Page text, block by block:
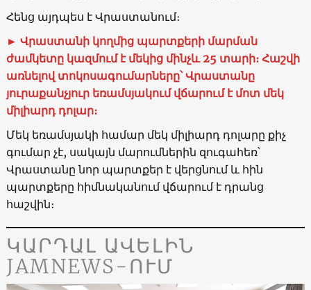
Հենց այդպես է Վրաստանում։
► Վրաստանի կողմից պարտքերի մարման
ժամկետը կազմում է մեկից մինչև 25 տարի։ Հաշվի
առնելով տոկոսագումարները՝ Վրաստանը
յուրաքանչյուր եռամսյակում վճարում է մոտ մեկ
միլիարդ դոլար։
Մեկ եռամսյակի համար մեկ միլիարդ դոլարը քիչ
գումար չէ, սակայն մարումներին զուգահեռ՝
Վրաստանը նոր պարտքեր է վերցնում և հին
պարտքերը հիմնականում վճարում է դրանց
հաշվին։
ԿԱՐԴԱԼ ԱՎԵԼԻՆ
JAMNEWS-ՈՒՄ